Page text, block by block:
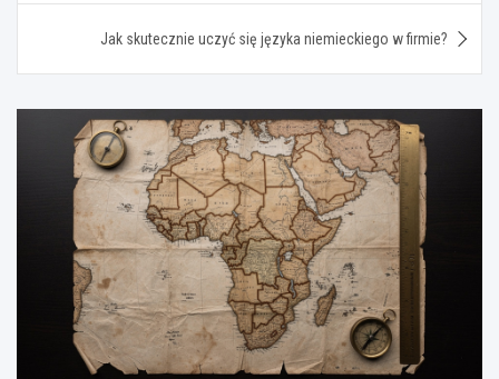
Jak skutecznie uczyć się języka niemieckiego w firmie?